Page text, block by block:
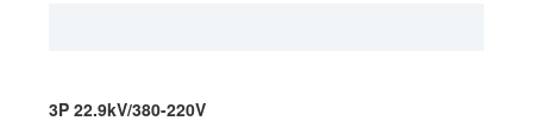
3P 22.9kV/380-220V